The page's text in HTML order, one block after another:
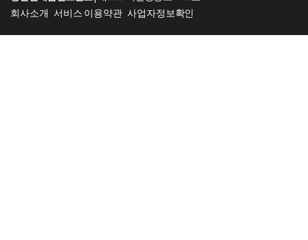
회사소개 서비스 이용약관 사업자정보확인